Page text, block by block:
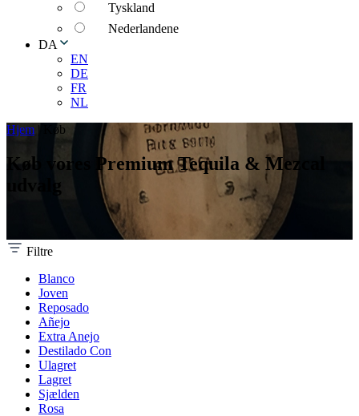
Tyskland
Nederlandene
DA
EN
DE
FR
NL
Hjem | Køb
Køb vores Premium Tequila & Mezcal
udvalg
Filtre
Blanco
Joven
Reposado
Añejo
Extra Anejo
Destilado Con
Ulagret
Lagret
Sjælden
Rosa